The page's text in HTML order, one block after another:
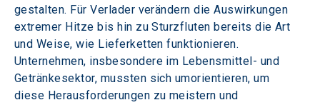
gestalten. Für Verlader verändern die Auswirkungen
extremer Hitze bis hin zu Sturzfluten bereits die Art
und Weise, wie Lieferketten funktionieren.
Unternehmen, insbesondere im Lebensmittel- und
Getränkesektor, mussten sich umorientieren, um
diese Herausforderungen zu meistern und